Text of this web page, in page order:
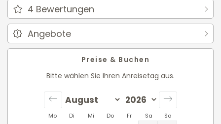
4 Bewertungen
Angebote
Preise & Buchen
Bitte wählen Sie Ihren Anreisetag aus.
Mo Di Mi Do Fr Sa So